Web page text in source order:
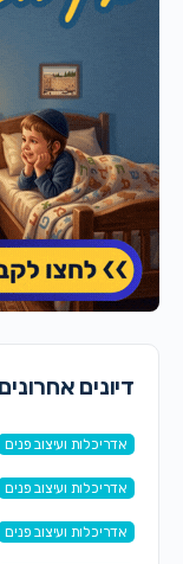
דיונים אחרונים
אדריכלות ועיצוב פנים
אדריכלות ועיצוב פנים
אדריכלות ועיצוב פנים